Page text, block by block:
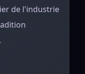
de l'industrie